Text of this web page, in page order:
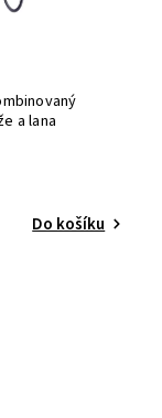
a lana
Do košíku